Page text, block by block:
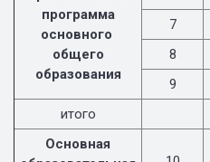
программа
основного
общего
образования
7
8
9
итого
Основная